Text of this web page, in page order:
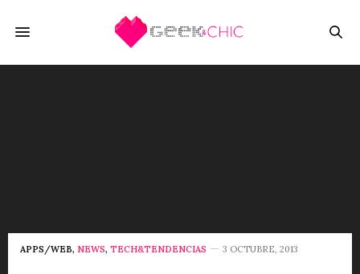
APPS/WEB, NEWS, TECH&TENDENCIAS 3 OCTUBRE, 2013